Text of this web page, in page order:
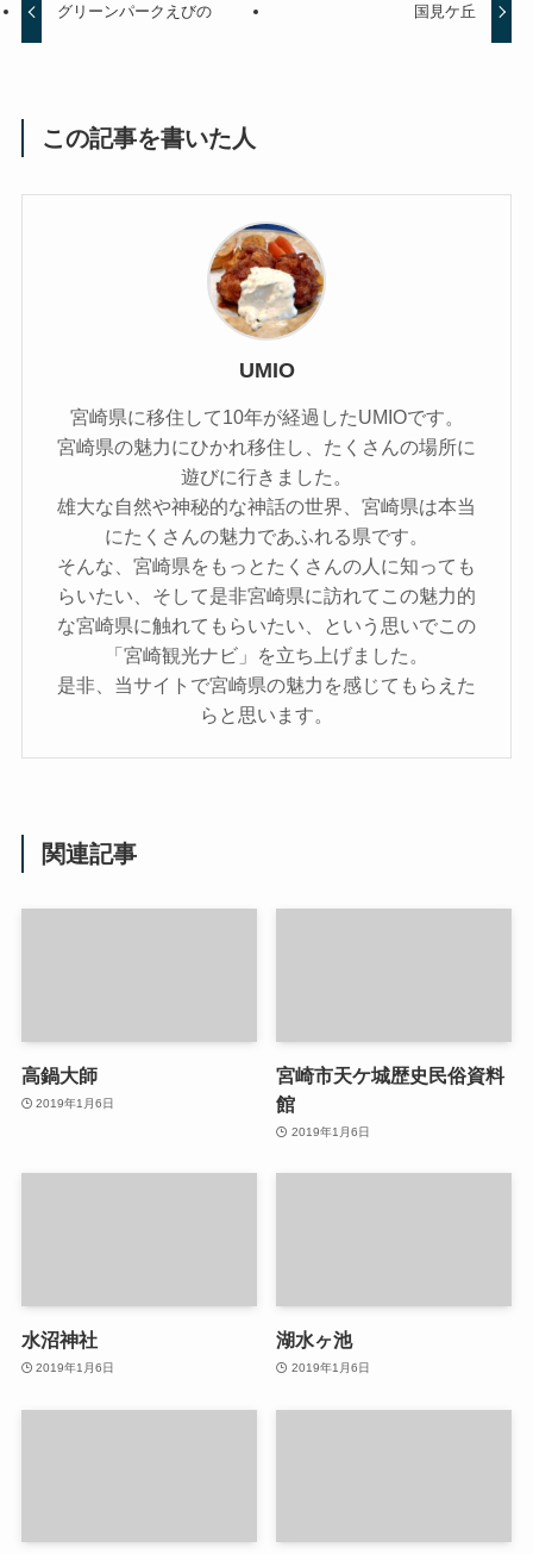
グリーンパークえびの 国見ケ丘
この記事を書いた人
UMIO
宮崎県に移住して10年が経過したUMIOです。
宮崎県の魅力にひかれ移住し、たくさんの場所に
遊びに行きました。
雄大な自然や神秘的な神話の世界、宮崎県は本当
にたくさんの魅力であふれる県です。
そんな、宮崎県をもっとたくさんの人に知っても
らいたい、そして是非宮崎県に訪れてこの魅力的
な宮崎県に触れてもらいたい、という思いでこの
「宮崎観光ナビ」を立ち上げました。
是非、当サイトで宮崎県の魅力を感じてもらえた
らと思います。
関連記事
高鍋大師
2019年1月6日
宮崎市天ケ城歴史民俗資料
館
2019年1月6日
水沼神社
2019年1月6日
湖水ヶ池
2019年1月6日